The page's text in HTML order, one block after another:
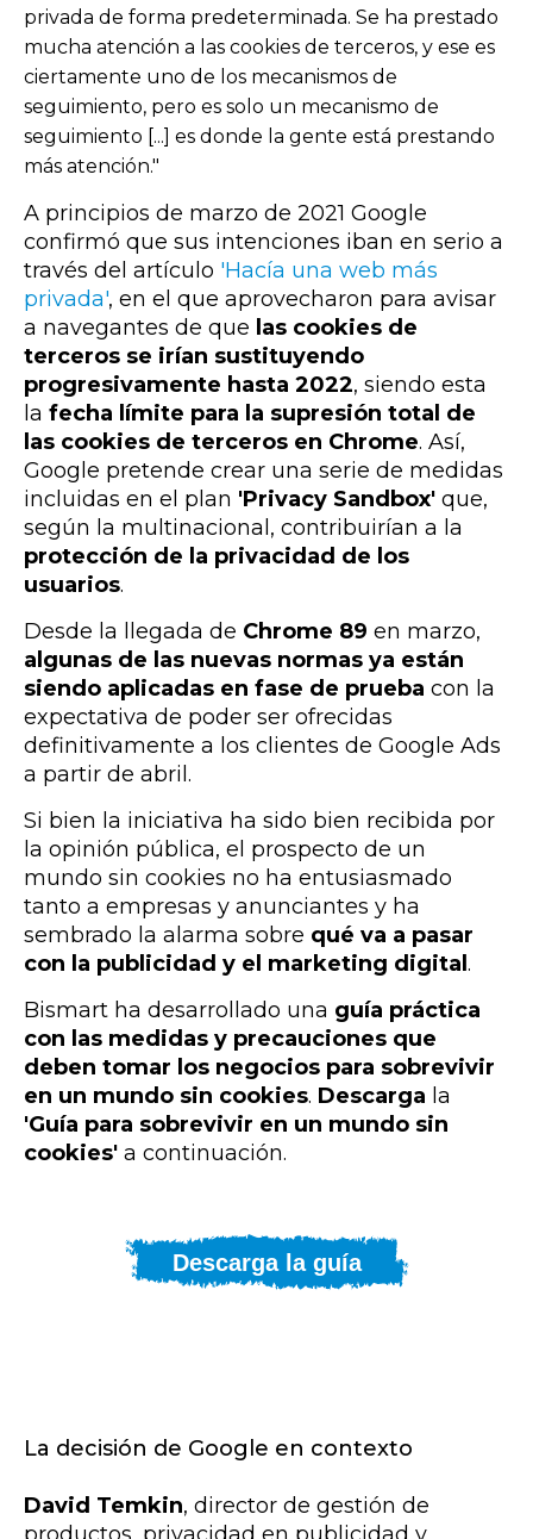
privada de forma predeterminada. Se ha prestado
mucha atención a las cookies de terceros, y ese es
ciertamente uno de los mecanismos de
seguimiento, pero es solo un mecanismo de
seguimiento [...] es donde la gente está prestando
más atención."
A principios de marzo de 2021 Google
confirmó que sus intenciones iban en serio a
través del artículo 'Hacía una web más
privada', en el que aprovecharon para avisar
a navegantes de que las cookies de
terceros se irían sustituyendo
progresivamente hasta 2022, siendo esta
la fecha límite para la supresión total de
las cookies de terceros en Chrome. Así,
Google pretende crear una serie de medidas
incluidas en el plan 'Privacy Sandbox' que,
según la multinacional, contribuirían a la
protección de la privacidad de los
usuarios.
Desde la llegada de Chrome 89 en marzo,
algunas de las nuevas normas ya están
siendo aplicadas en fase de prueba con la
expectativa de poder ser ofrecidas
definitivamente a los clientes de Google Ads
a partir de abril.
Si bien la iniciativa ha sido bien recibida por
la opinión pública, el prospecto de un
mundo sin cookies no ha entusiasmado
tanto a empresas y anunciantes y ha
sembrado la alarma sobre qué va a pasar
con la publicidad y el marketing digital.
Bismart ha desarrollado una guía práctica
con las medidas y precauciones que
deben tomar los negocios para sobrevivir
en un mundo sin cookies. Descarga la
'Guía para sobrevivir en un mundo sin
cookies' a continuación.
Descarga la guía
La decisión de Google en contexto
David Temkin, director de gestión de